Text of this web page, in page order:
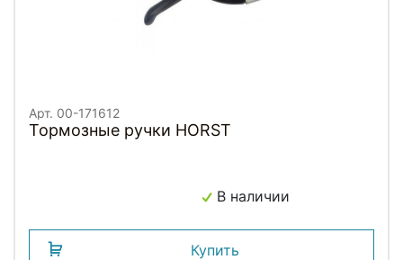
Арт. 00-171612
Тормозные ручки HORST
В наличии
Купить